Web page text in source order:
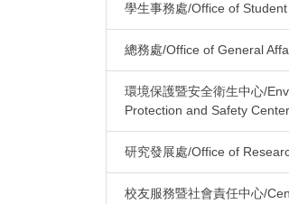
學生事務處/Office of
總務處/Office of General
環境保護暨安全衛生中心/
Protection and Safety Center
研究發展處/Office of
校友服務暨社會責任中心/